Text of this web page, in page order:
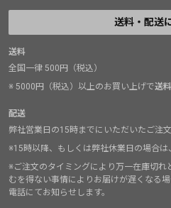
送料・配送
送料
全国一律 500円（税込）
※ 5000円（税込）以上のお買い上げで送
配送
弊社営業日の15時までにいただいたご注
※15時以降、もしくは弊社休業日の場合は
※ご注文のタイミングにより万一在庫切れ
むを得ない事情によりお届けが遅くなる
電話にてお知らせします。